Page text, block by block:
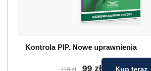
Kontrola PIP. Nowe uprawnienia
119 zł 99 zł Kup teraz